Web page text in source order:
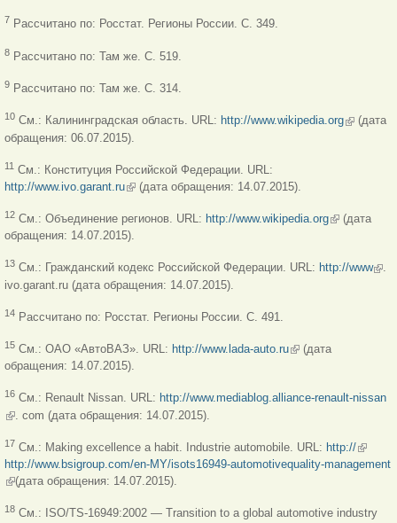
7 Рассчитано по: Росстат. Регионы России. С. 349.
8 Рассчитано по: Там же. С. 519.
9 Рассчитано по: Там же. С. 314.
10 См.: Калининградская область. URL: http://www.wikipedia.org(внешняя
(дата
обращения: 06.07.2015).
11 См.: Конституция Российской Федерации. URL:
http://www.ivo.garant.ru(внешняя ссылка)
(дата обращения: 14.07.2015).
12 См.: Объединение регионов. URL: http://www.wikipedia.org(внешняя
(дата
обращения: 14.07.2015).
13 См.: Гражданский кодекс Российской Федерации. URL: http://www
.
ivo.garant.ru (дата обращения: 14.07.2015).
14 Рассчитано по: Росстат. Регионы России. С. 491.
15 См.: ОАО «АвтоВАЗ». URL: http://www.lada-auto.ru(внешняя ссылка)
(дата
обращения: 14.07.2015).
16 См.: Renault Nissan. URL: http://www.mediablog.alliance-renault-nissan
(внешняя ссылка)
. com (дата обращения: 14.07.2015).
17 См.: Making excellence a habit. Industrie automobile. URL: http://
http://www.bsigroup.com/en-MY/isots16949-automotivequality-management
(внешняя ссылка)
(дата обращения: 14.07.2015).
18 См.: ISO/TS-16949:2002 — Transition to a global automotive industry